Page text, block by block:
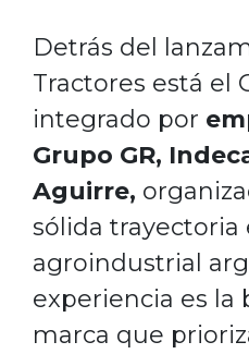
Detrás del
Tractores está el
integrado por
Grupo GR,
Aguirre,
sólida trayectoria
agroindustrial
experiencia es la
marca que